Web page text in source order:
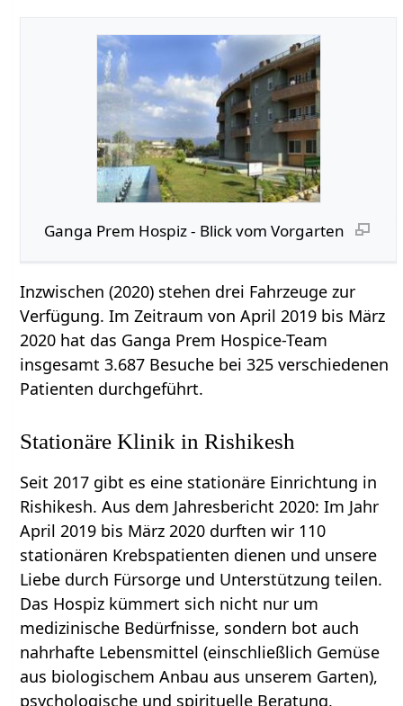
Ganga Prem Hospiz - Blick vom Vorgarten
Inzwischen (2020) stehen drei Fahrzeuge zur
Verfügung. Im Zeitraum von April 2019 bis März
2020 hat das Ganga Prem Hospice-Team
insgesamt 3.687 Besuche bei 325 verschiedenen
Patienten durchgeführt.
Stationäre Klinik in Rishikesh
Seit 2017 gibt es eine stationäre Einrichtung in
Rishikesh. Aus dem Jahresbericht 2020: Im Jahr
April 2019 bis März 2020 durften wir 110
stationären Krebspatienten dienen und unsere
Liebe durch Fürsorge und Unterstützung teilen.
Das Hospiz kümmert sich nicht nur um
medizinische Bedürfnisse, sondern bot auch
nahrhafte Lebensmittel (einschließlich Gemüse
aus biologischem Anbau aus unserem Garten),
psychologische und spirituelle Beratung,